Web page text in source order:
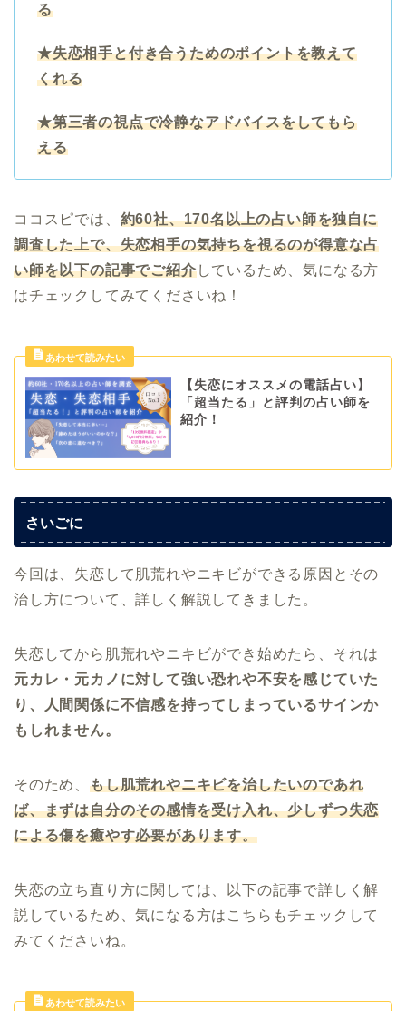
る
★失恋相手と付き合うためのポイントを教えて
くれる
★第三者の視点で冷静なアドバイスをしてもら
える
ココスピでは、 約60社、170名以上の占い師を独自に
調査した上で、失恋相手の気持ちを視るのが得意な占
い師を以下の記事でご紹介しているため、気になる方
はチェックしてみてくださいね！
【失恋にオススメの電話占い】
「超当たる」と評判の占い師を
紹介！
さいごに
今回は、失恋して肌荒れやニキビができる原因とその
治し方について、詳しく解説してきました。
失恋してから肌荒れやニキビができ始めたら、それは
元カレ・元カノに対して強い恐れや不安を感じていた
り、人間関係に不信感を持ってしまっているサインか
もしれません。
そのため、 もし肌荒れやニキビを治したいのであれ
ば、まずは自分のその感情を受け入れ、少しずつ失恋
による傷を癒やす必要があります。
失恋の立ち直り方に関しては、以下の記事で詳しく解
説しているため、気になる方はこちらもチェックして
みてくださいね。